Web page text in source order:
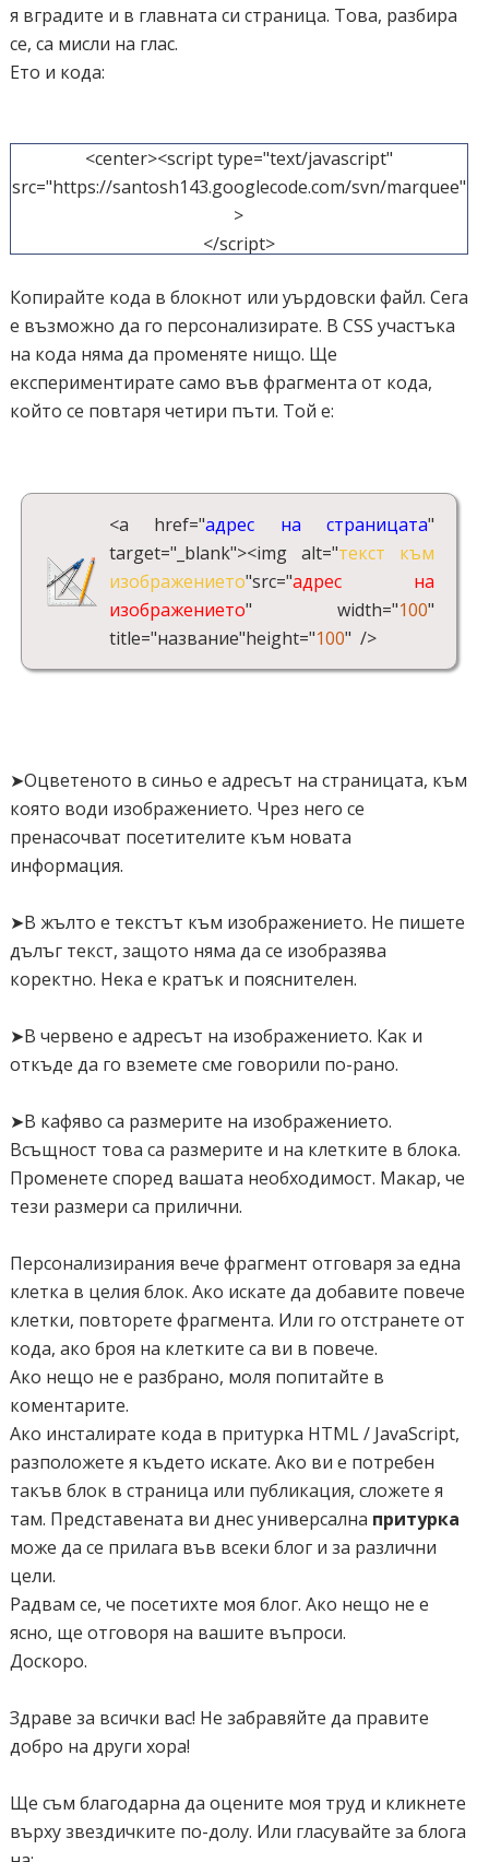
я вградите и в главната си страница. Това, разбира
се, са мисли на глас.
Ето и кода:
<center><script type="text/javascript"
src="https://santosh143.googlecode.com/svn/marquee"
>
</script>
marqueeInit({
uniqueid: 'mycrawler',
style: {
'padding': '5px',
'width': '900px',
},
inc: 2, //speed - pixel increment for each iteration of this
marquee's movement
mouse: 'cursor driven', //mouseover behavior ('pause'
'cursor driven' or false)
moveatleast: 2,
neutral: 150,
</script>
<div class="marquee" id="mycrawler2">
<a href="адрес на страницата
изображението" width="100"
title="название"height="100" />
<a href="адрес на страницата" target="_blank"><img
изображението" width="100"
title="название"height="100" />
<a href="адрес на страницата" target="_blank"><img
alt="текст към изображението"src="адрес на
изображението" width="100"
title="название"height="
alt="текст към изображението "src="адрес на
изображението" width="100"
title="название"height="100" />
</a></a></a></div>
<script type="text/javascript">
marqueeInit({
uniqueid: 'mycrawler2',
style: {
'padding': '2px',
'width': '700',
},
inc: 5, //speed - pixel increment for each iteration of this
'cursor driven' or false)
moveatleast: 2,
savedirection: true,
random: true
Копирайте кода в блокнот или уърдовски файл. Сега
е възможно да го персонализирате. В CSS участъка
на кода няма да променяте нищо. Ще
експериментирате само във фрагмента от кода,
който се повтаря четири пъти. Той е:
<a href="адрес на страницата"
target="_blank"><img alt="текст към
изображението"src="адрес на
изображението" width="100"
title="название"height="100" />
➤Оцветеното в синьо е адресът на страницата, към
която води изображението. Чрез него се
пренасочват посетителите към новата
информация.
➤В жълто е текстът към изображението. Не пишете
дълъг текст, защото няма да се изобразява
коректно. Нека е кратък и пояснителен.
➤В червено е адресът на изображението. Как и
откъде да го вземете сме говорили по-рано.
➤В кафяво са размерите на изображението.
Всъщност това са размерите и на клетките в блока.
Променете според вашата необходимост. Макар, че
тези размери са прилични.
Персонализирания вече фрагмент отговаря за една
клетка в целия блок. Ако искате да добавите повече
клетки, повторете фрагмента. Или го отстранете от
кода, ако броя на клетките са ви в повече.
Ако нещо не е разбрано, моля попитайте в
коментарите.
Ако инсталирате кода в притурка HTML / JavaScript,
разположете я където искате. Ако ви е потребен
такъв блок в страница или публикация, сложете я
там. Представената ви днес универсална притурка
може да се прилага във всеки блог и за различни
цели.
Радвам се, че посетихте моя блог. Ако нещо не е
ясно, ще отговоря на вашите въпроси.
Доскоро.
Здраве за всички вас! Не забравяйте да правите
добро на други хора!
Ще съм благодарна да оцените моя труд и кликнете
върху звездичките по-долу. Или гласувайте за блога